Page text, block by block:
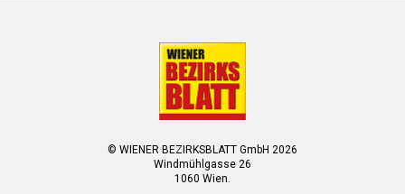
© WIENER BEZIRKSBLATT GmbH 2026
Windmühlgasse 26
1060 Wien.